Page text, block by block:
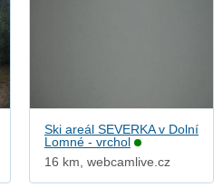
Ski areál SEVERKA v Dolní
Lomné - vrchol
16 km, webcamlive.cz